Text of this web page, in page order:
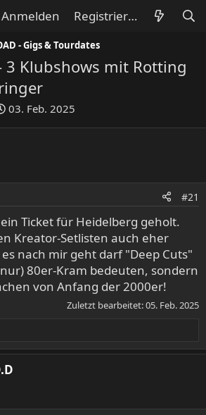
Anmelden Registrieren
- Gigs & Tourdates
3 Klubshows mit Rotting
E
l
a
m
03. Feb. 2025
#21
Ticket für Heidelberg geholt.
Kreator-Setlisten auch eher
nach mir geht darf "Deep Cuts"
80er-Kram bedeuten, sondern
von Anfang der 2000er!
Zuletzt bearbeitet:05. Feb. 2025